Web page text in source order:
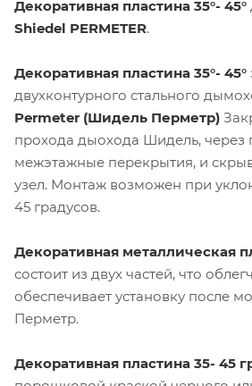
Декоративная пластина 35°- 45°
Shiedel PERMETER.
Декоративная пластина 35°- 45°
двухконтурного стального
Permeter (Шидель Перметр)
прохода дыохода Шидель, через
межэтажные перекрытия, и
узел. Монтаж возможен при
45 градусов.
Декоративная металлическая
состоит из двух частей, что
обеспечивает установку после
Перметр.
Декоративная пластина 35- 45